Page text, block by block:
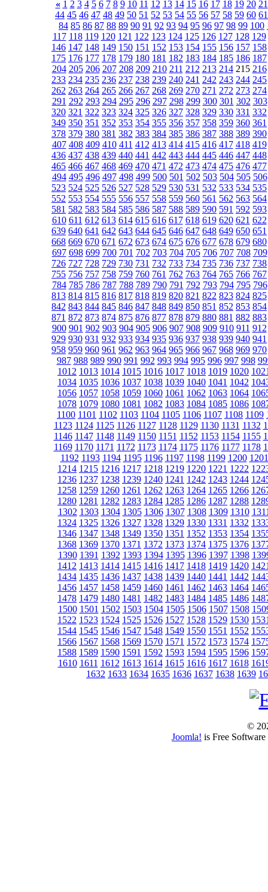
« 1 2 3 4 5 6 7 8 9 10 11 12 13 14 15 16 17 18 19 20 21
44 45 46 47 48 49 50 51 52 53 54 55 56 57 58 59 60 61
84 85 86 87 88 89 90 91 92 93 94 95 96 97 98 99 100
117 118 119 120 121 122 123 124 125 126 127 128 129
146 147 148 149 150 151 152 153 154 155 156 157 158
175 176 177 178 179 180 181 182 183 184 185 186 187
204 205 206 207 208 209 210 211 212 213 214215 216
233 234 235 236 237 238 239 240 241 242 243 244 245
262 263 264 265 266 267 268 269 270 271 272 273 274
291 292 293 294 295 296 297 298 299 300 301 302 303
320 321 322 323 324 325 326 327 328 329 330 331 332
349 350 351 352 353 354 355 356 357 358 359 360 361
378 379 380 381 382 383 384 385 386 387 388 389 390
407 408 409 410 411 412 413 414 415 416 417 418 419
436 437 438 439 440 441 442 443 444 445 446 447 448
465 466 467 468 469 470 471 472 473 474 475 476 477
494 495 496 497 498 499 500 501 502 503 504 505 506
523 524 525 526 527 528 529 530 531 532 533 534 535
552 553 554 555 556 557 558 559 560 561 562 563 564
581 582 583 584 585 586 587 588 589 590 591 592 593
610 611 612 613 614 615 616 617 618 619 620 621 622
639 640 641 642 643 644 645 646 647 648 649 650 651
668 669 670 671 672 673 674 675 676 677 678 679 680
697 698 699 700 701 702 703 704 705 706 707 708 709
726 727 728 729 730 731 732 733 734 735 736 737 738
755 756 757 758 759 760 761 762 763 764 765 766 767
784 785 786 787 788 789 790 791 792 793 794 795 796
813 814 815 816 817 818 819 820 821 822 823 824 825
842 843 844 845 846 847 848 849 850 851 852 853 854
871 872 873 874 875 876 877 878 879 880 881 882 883
900 901 902 903 904 905 906 907 908 909 910 911 912
929 930 931 932 933 934 935 936 937 938 939 940 941
958 959 960 961 962 963 964 965 966 967 968 969 970
987 988 989 990 991 992 993 994 995 996 997 998
1012 1013 1014 1015 1016 1017 1018 1019 1020
1034 1035 1036 1037 1038 1039 1040 1041 1042
1056 1057 1058 1059 1060 1061 1062 1063 1064
1078 1079 1080 1081 1082 1083 1084 1085 1086
1100 1101 1102 1103 1104 1105 1106 1107 1108 1109
1123 1124 1125 1126 1127 1128 1129 1130 1131 1132
1146 1147 1148 1149 1150 1151 1152 1153 1154 1155
1169 1170 1171 1172 1173 1174 1175 1176 1177 1178
1192 1193 1194 1195 1196 1197 1198 1199 1200 1201
1214 1215 1216 1217 1218 1219 1220 1221 1222
1236 1237 1238 1239 1240 1241 1242 1243 1244
1258 1259 1260 1261 1262 1263 1264 1265 1266
1280 1281 1282 1283 1284 1285 1286 1287 1288
1302 1303 1304 1305 1306 1307 1308 1309 1310
1324 1325 1326 1327 1328 1329 1330 1331 1332
1346 1347 1348 1349 1350 1351 1352 1353 1354
1368 1369 1370 1371 1372 1373 1374 1375 1376
1390 1391 1392 1393 1394 1395 1396 1397 1398
1412 1413 1414 1415 1416 1417 1418 1419 1420
1434 1435 1436 1437 1438 1439 1440 1441 1442
1456 1457 1458 1459 1460 1461 1462 1463 1464
1478 1479 1480 1481 1482 1483 1484 1485 1486
1500 1501 1502 1503 1504 1505 1506 1507 1508
1522 1523 1524 1525 1526 1527 1528 1529 1530
1544 1545 1546 1547 1548 1549 1550 1551 1552
1566 1567 1568 1569 1570 1571 1572 1573 1574
1588 1589 1590 1591 1592 1593 1594 1595 1596
1610 1611 1612 1613 1614 1615 1616 1617 1618
1632 1633 1634 1635 1636 1637 1638 1639
©
Joomla! is Free